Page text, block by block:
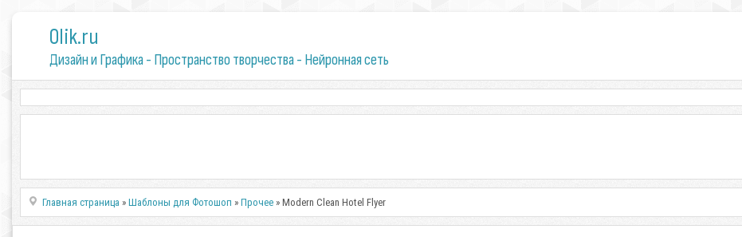
0lik.ru
Дизайн и Графика - Пространство творчества - Нейронная сеть
Главная страница »Шаблоны для Фотошоп »Прочее » Modern Clean Hotel Flyer